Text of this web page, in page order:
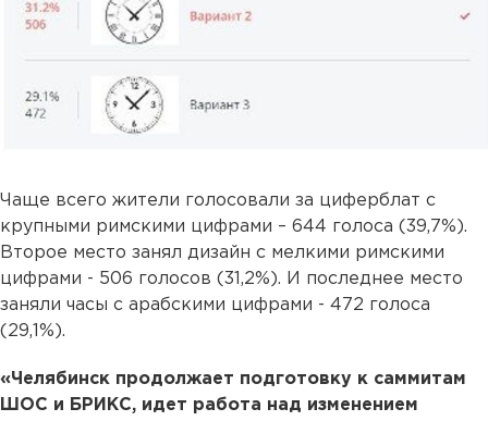
Чаще всего жители голосовали за циферблат с
крупными римскими цифрами – 644 голоса (39,7%).
Второе место занял дизайн с мелкими римскими
цифрами - 506 голосов (31,2%). И последнее место
заняли часы с арабскими цифрами - 472 голоса
(29,1%).
«Челябинск продолжает подготовку к саммитам
ШОС и БРИКС, идет работа над изменением